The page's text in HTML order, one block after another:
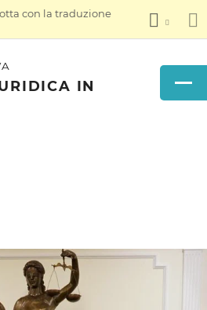
con la traduzione
IN